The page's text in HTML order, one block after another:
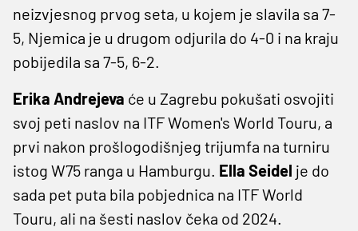
neizvjesnog prvog seta, u kojem je slavila sa 7-
5, Njemica je u drugom odjurila do 4-0 i na kraju
pobijedila sa 7-5, 6-2.
Erika Andrejeva će u Zagrebu pokušati osvojiti
svoj peti naslov na ITF Women's World Touru, a
prvi nakon prošlogodišnjeg trijumfa na turniru
istog W75 ranga u Hamburgu. Ella Seidel je do
sada pet puta bila pobjednica na ITF World
Touru, ali na šesti naslov čeka od 2024.